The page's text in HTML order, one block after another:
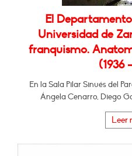
El
Universidad de
franquismo.
(1936
En la Sala Pilar Sinués del
Ángela Cenarro, Diego
Leer